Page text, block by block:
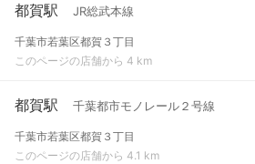
都賀駅 JR総武本線
千葉市若葉区都賀３丁目
このページの店舗から 4 km
都賀駅 千葉都市モノレール２号線
千葉市若葉区都賀３丁目
このページの店舗から 4.1 km